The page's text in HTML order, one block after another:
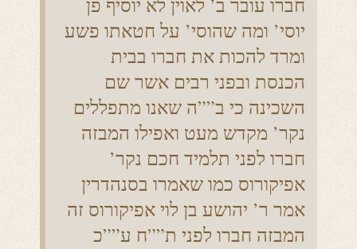
יוסי’ ומה שהוסי’ על חטאתו פשע
ומרד להכות את חברו בבית
הכנסת ובפני רבים אשר שם
השכינה כי ב””ה שאנו מתפללים
נקר’ מקדש מעט ואפילו המבזה
חברו לפני תלמיד חכם נקר’
אפיקורוס כמו שאמרו בסנהדרין
אמר ר’ יהושע בן לוי אפיקורוס זה
המבזה חברו לפני ת””ח ע””כ